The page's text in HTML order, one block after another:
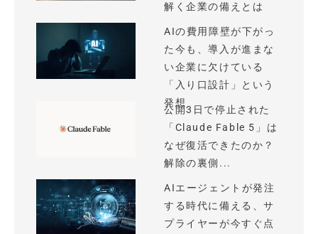
解く企業の備えとは
AIの費用障壁が下がっ
た今も、導入が進まな
い企業に欠けている
「入り口設計」という
発想
公開3日で停止された
「Claude Fable 5」は
なぜ復活できたのか？
解除の裏側...
AIエージェントが発注
する時代に備える、サ
プライヤーが今すぐ点